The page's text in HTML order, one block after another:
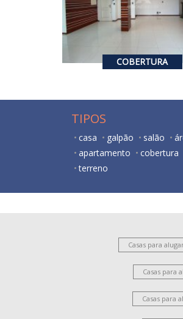
COBERTURA
TIPOS
casa galpão salão
apartamento
cobertura
terreno
Casas para
Casas para
Casas para